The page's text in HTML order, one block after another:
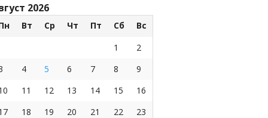
2026
Вт Ср Чт Пт Сб
Вс
1
2
4 5 6 7 8
9
11 12 13 14 15
16
18 19 20 21 22
23